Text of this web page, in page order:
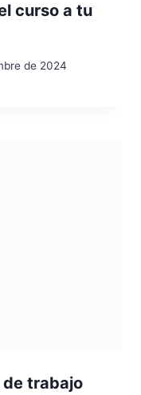
curso a tu
de 2024
de trabajo